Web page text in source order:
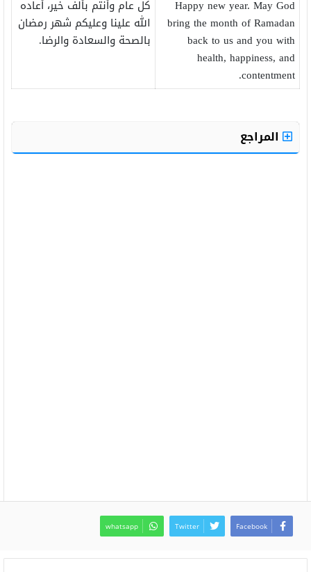
Happy new year. May God
bring the month of Ramadan
back to us and you with
health, happiness, and
contentment.
كل عام وأنتم بألف خير، أعاده
الله علينا وعليكم شهر رمضان
بالصحة والسعادة والرضا.
المراجع
Facebook
Twitter
whatsapp